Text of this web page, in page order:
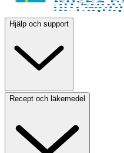
Hjälp och support
Recept och läkemedel